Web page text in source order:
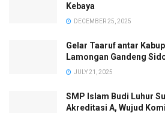
Kebaya
DECEMBER 25, 2025
Gelar Taaruf antar
Lamongan Gandeng
JULY 21, 2025
SMP Islam Budi Luhur
Akreditasi A, Wujud